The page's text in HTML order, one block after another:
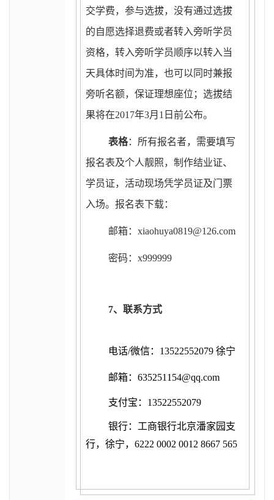
交学费，参与选拔，没有通过选拔
的自愿选择退费或者转入旁听学员
资格，转入旁听学员顺序以转入当
天具体时间为准，也可以同时兼报
旁听名额，保证理想座位；选拔结
果将在2017年3月1日前公布。
表格：所有报名者，需要填写
报名表及个人靓照，制作结业证、
学员证，活动现场凭学员证及门票
入场。报名表下载：
邮箱：xiaohuya0819@126.com
密码：x999999
7、联系方式
电话/微信：13522552079 徐宁
邮箱：635251154@qq.com
支付宝：13522552079
银行：工商银行北京潘家园支
行，徐宁，6222 0002 0012 8667 565